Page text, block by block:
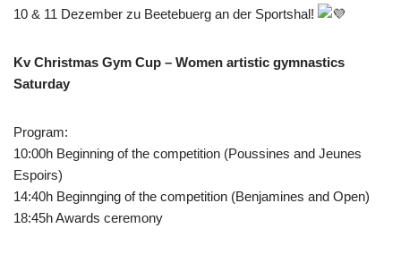
10 & 11 Dezember zu Beetebuerg an der Sportshal!
Kv Christmas Gym Cup – Women artistic gymnastics
Saturday
Program:
10:00h Beginning of the competition (Poussines and Jeunes
Espoirs)
14:40h Beginnging of the competition (Benjamines and Open)
18:45h Awards ceremony